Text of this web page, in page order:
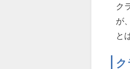
ク
が
と
ク